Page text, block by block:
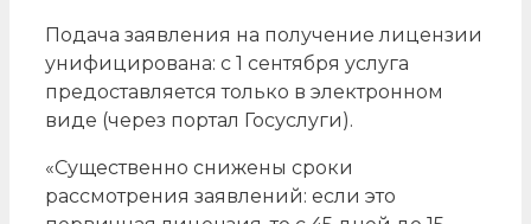
Подача заявления на получение лицензии
унифицирована: с 1 сентября услуга
предоставляется только в электронном
виде (через портал Госуслуги).
«Существенно снижены сроки
рассмотрения заявлений: если это